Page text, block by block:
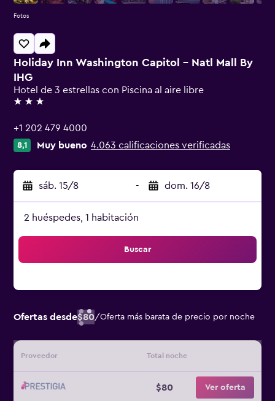
Holiday Inn Washington Capitol - Natl Mall By
IHG
Hotel de 3 estrellas con Piscina al aire libre
3 estrellas
+1 202 479 4000
8,1 Muy bueno 4.063 calificaciones verificadas
sáb. 15/8 - dom. 16/8
2 huéspedes, 1 habitación
Buscar
Ofertas desde$80/Oferta más barata de precio por noche
Proveedor Total noche
$80 Ver oferta
Fotos